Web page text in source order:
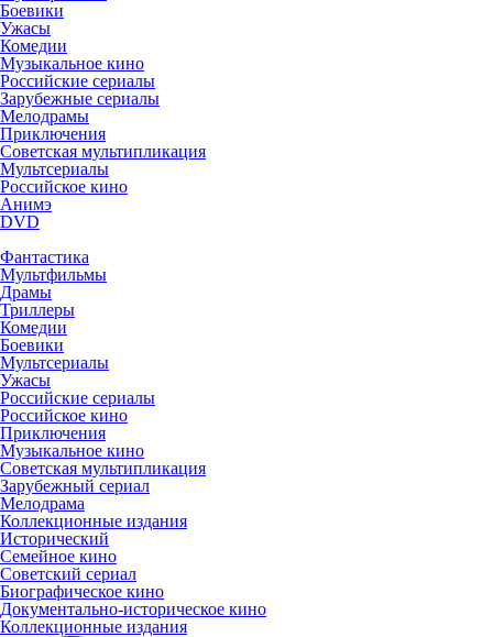
Боевики
Ужасы
Комедии
Музыкальное кино
Российские сериалы
Зарубежные сериалы
Мелодрамы
Приключения
Советская мультипликация
Мультсериалы
Российское кино
Анимэ
DVD
Фантастика
Мультфильмы
Драмы
Триллеры
Комедии
Боевики
Мультсериалы
Ужасы
Российские сериалы
Российское кино
Приключения
Музыкальное кино
Советская мультипликация
Зарубежный сериал
Мелодрама
Коллекционные издания
Исторический
Семейное кино
Советский сериал
Биографическое кино
Документально-историческое кино
Коллекционные издания